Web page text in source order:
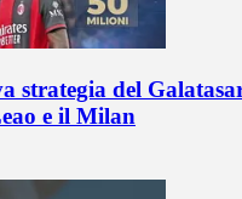
strategia del
e il Milan